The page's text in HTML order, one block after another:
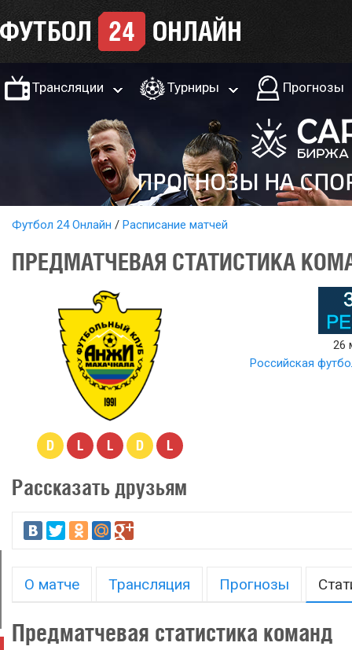
Трансляции Турниры Прогнозы
Футбол 24 Онлайн Расписание матчей
ПРЕДМАТЧЕВАЯ СТАТИСТИКА
D L L D L
26
Российская
Рассказать друзьям
О матче Трансляция Прогнозы
Предматчевая статистика команд